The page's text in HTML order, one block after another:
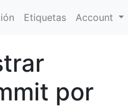
Etiquetas Account
por